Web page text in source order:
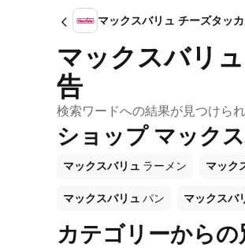
マックスバリュ チーズタッ
マックスバリ
告
検索ワードへの結果が見つけられ
ショップ マック
マックスバリュ ラーメン マック
マックスバリュ パン マックスバ
カテゴリーから